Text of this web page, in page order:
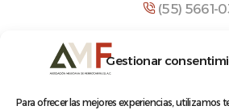
Gestionar
Para ofrecer las mejores experiencias, utilizamos
(55) 5661-
Manuel María Contreras